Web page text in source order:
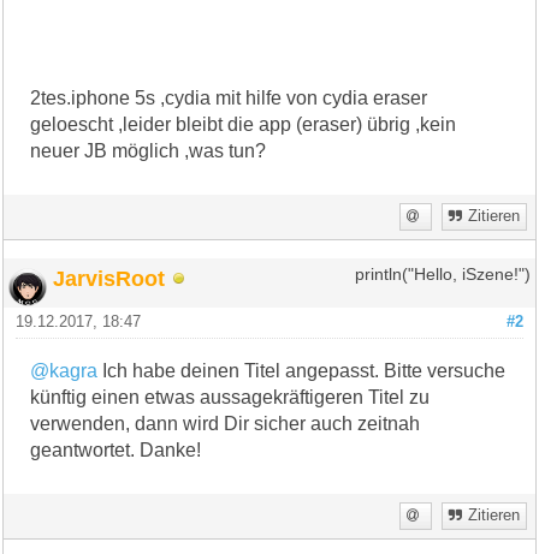
2tes.iphone 5s ,cydia mit hilfe von cydia eraser
geloescht ,leider bleibt die app (eraser) übrig ,kein
neuer JB möglich ,was tun?
Zitieren
JarvisRoot println("Hello, iSzene!")
#2
19.12.2017, 18:47
@kagra Ich habe deinen Titel angepasst. Bitte versuche
künftig einen etwas aussagekräftigeren Titel zu
verwenden, dann wird Dir sicher auch zeitnah
geantwortet. Danke!
Zitieren